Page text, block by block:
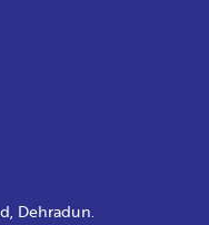
Dehradun.